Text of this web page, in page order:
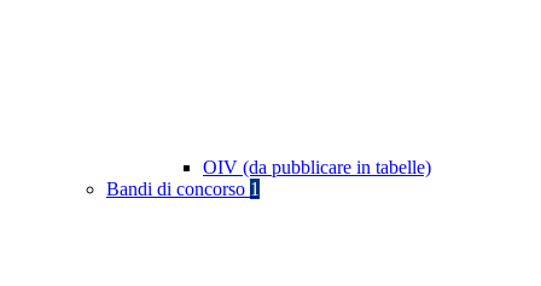
OIV (da pubblicare in tabelle)
Bandi di concorso 1